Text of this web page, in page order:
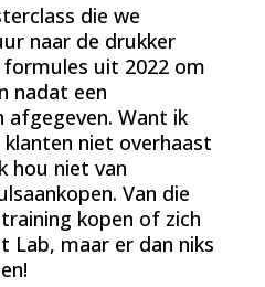
die we
naar de drukker
uit 2022 om
nadat een
afgegeven. Want ik
niet overhaast
hou niet van
Van die
kopen of zich
Lab, maar er dan niks